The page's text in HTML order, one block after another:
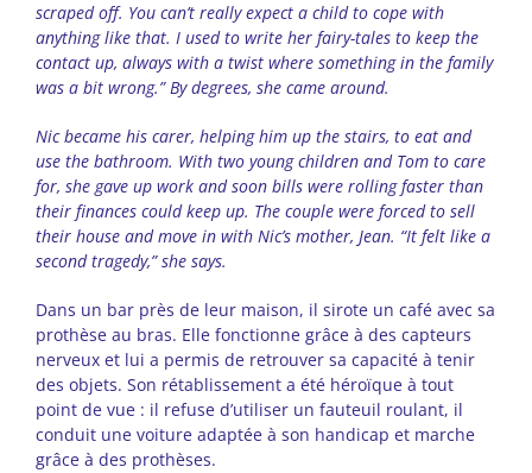
scraped off. You can’t really expect a child to cope with
anything like that. I used to write her fairy-tales to keep the
contact up, always with a twist where something in the family
was a bit wrong.” By degrees, she came around.
Nic became his carer, helping him up the stairs, to eat and
use the bathroom. With two young children and Tom to care
for, she gave up work and soon bills were rolling faster than
their finances could keep up. The couple were forced to sell
their house and move in with Nic’s mother, Jean. “It felt like a
second tragedy,” she says.
Dans un bar près de leur maison, il sirote un café avec sa
prothèse au bras. Elle fonctionne grâce à des capteurs
nerveux et lui a permis de retrouver sa capacité à tenir
des objets. Son rétablissement a été héroïque à tout
point de vue : il refuse d’utiliser un fauteuil roulant, il
conduit une voiture adaptée à son handicap et marche
grâce à des prothèses.